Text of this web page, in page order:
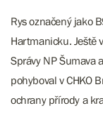
Rys označený jako
Hartmanicku. Ještě
Správy NP Šumava
pohyboval v CHKO
ochrany přírody a